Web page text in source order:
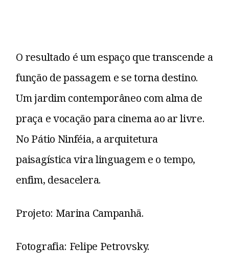
O resultado é um espaço que transcende a
função de passagem e se torna destino.
Um jardim contemporâneo com alma de
praça e vocação para cinema ao ar livre.
No Pátio Ninféia, a arquitetura
paisagística vira linguagem e o tempo,
enfim, desacelera.
Projeto: Marina Campanhã.
Fotografia: Felipe Petrovsky.